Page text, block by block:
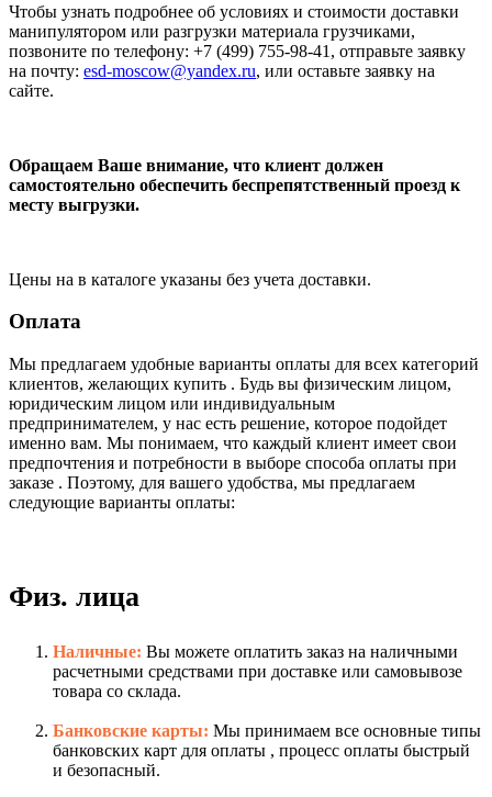
Чтобы узнать подробнее об условиях и стоимости доставки
манипулятором или разгрузки материала грузчиками,
позвоните по телефону: +7 (499) 755-98-41, отправьте заявку
на почту: esd-moscow@yandex.ru, или оставьте заявку на
сайте.
Обращаем Ваше внимание, что клиент должен
самостоятельно обеспечить беспрепятственный проезд к
месту выгрузки.
Цены на в каталоге указаны без учета доставки.
Оплата
Мы предлагаем удобные варианты оплаты для всех категорий
клиентов, желающих купить . Будь вы физическим лицом,
юридическим лицом или индивидуальным
предпринимателем, у нас есть решение, которое подойдет
именно вам. Мы понимаем, что каждый клиент имеет свои
предпочтения и потребности в выборе способа оплаты при
заказе . Поэтому, для вашего удобства, мы предлагаем
следующие варианты оплаты:
Физ. лица
Наличные: Вы можете оплатить заказ на наличными
расчетными средствами при доставке или самовывозе
товара со склада.
Банковские карты: Мы принимаем все основные типы
банковских карт для оплаты , процесс оплаты быстрый
и безопасный.